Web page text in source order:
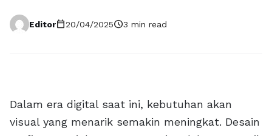
Editorcalendar_today20/04/2025schedule3 min read
Dalam era digital saat ini, kebutuhan akan
visual yang menarik semakin meningkat. Desain